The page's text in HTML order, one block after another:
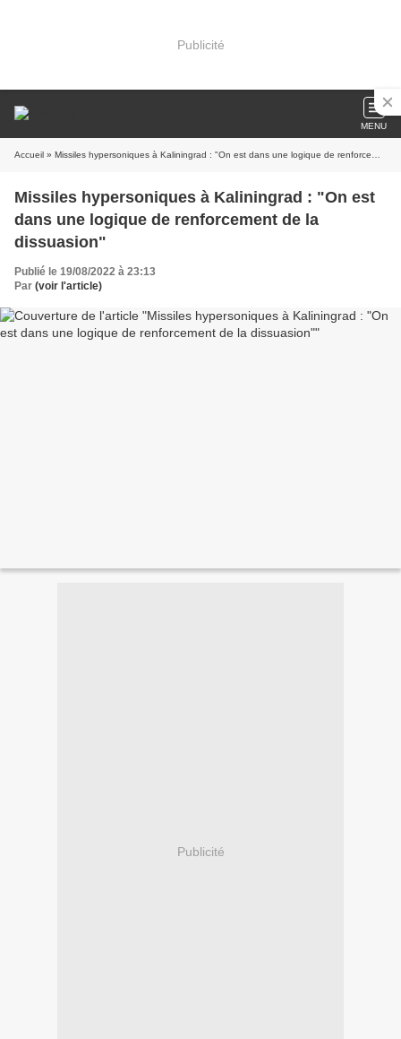
Publicité
MENU
Accueil » Missiles hypersoniques à Kaliningrad : "On est dans une logique de renforcement de la dissuasion"
Missiles hypersoniques à Kaliningrad : "On est
dans une logique de renforcement de la
dissuasion"
Publié le 19/08/2022 à 23:13
Par (voir l'article)
Publicité